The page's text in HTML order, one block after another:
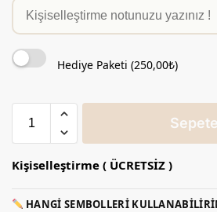
Hediye Paketi (250,00₺)
Kişiselleştirme ( ÜCRETSİZ )
HANGI SEMBOLLERI